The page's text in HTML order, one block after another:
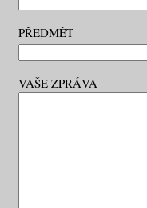
PŘEDMĚT
VAŠE ZPRÁVA